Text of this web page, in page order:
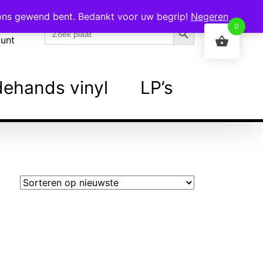
naar:
Zoekknop
vinyl LP’s
gewend bent. Bedankt voor uw begrip! Negeren
0